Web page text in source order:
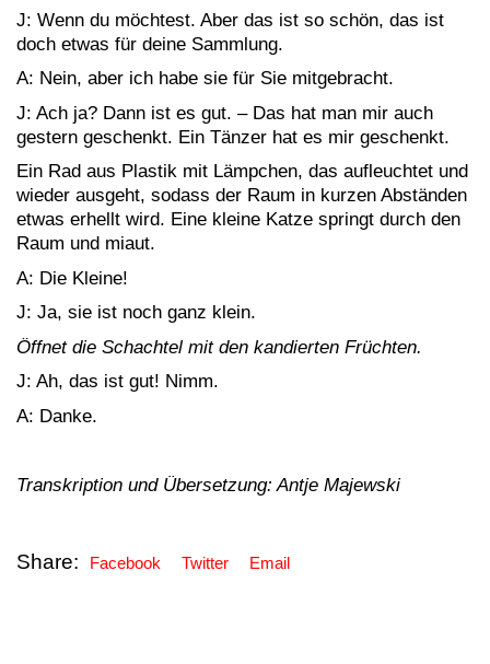
J: Wenn du möchtest. Aber das ist so schön, das ist
doch etwas für deine Sammlung.
A: Nein, aber ich habe sie für Sie mitgebracht.
J: Ach ja? Dann ist es gut. – Das hat man mir auch
gestern geschenkt. Ein Tänzer hat es mir geschenkt.
Ein Rad aus Plastik mit Lämpchen, das aufleuchtet und
wieder ausgeht, sodass der Raum in kurzen Abständen
etwas erhellt wird. Eine kleine Katze springt durch den
Raum und miaut.
A: Die Kleine!
J: Ja, sie ist noch ganz klein.
Öffnet die Schachtel mit den kandierten Früchten.
J: Ah, das ist gut! Nimm.
A: Danke.
Transkription und Übersetzung: Antje Majewski
Share: Facebook Twitter Email